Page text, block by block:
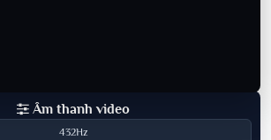
Âm thanh video
432Hz